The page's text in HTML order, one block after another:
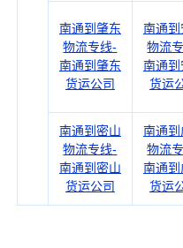
南通到肇东
物流专线-
南通到肇东
货运公司
南通到
物流
南通到
货运
南通到密山
物流专线-
南通到密山
货运公司
南通到
物流
南通到
货运